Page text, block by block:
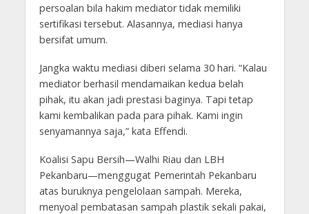
persoalan bila hakim mediator tidak memiliki
sertifikasi tersebut. Alasannya, mediasi hanya
bersifat umum.
Jangka waktu mediasi diberi selama 30 hari. “Kalau
mediator berhasil mendamaikan kedua belah
pihak, itu akan jadi prestasi baginya. Tapi tetap
kami kembalikan pada para pihak. Kami ingin
senyamannya saja,” kata Effendi.
Koalisi Sapu Bersih—Walhi Riau dan LBH
Pekanbaru—menggugat Pemerintah Pekanbaru
atas buruknya pengelolaan sampah. Mereka,
menyoal pembatasan sampah plastik sekali pakai,